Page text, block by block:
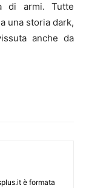
di armi. Tutte
una storia dark,
anche da
è formata